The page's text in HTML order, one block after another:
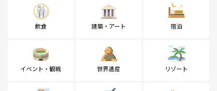
飲食 建築・アート 宿泊
イベント・観戦 世界遺産 リゾート